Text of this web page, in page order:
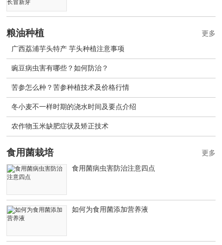
粮油种植
广西荔浦芋头特产 芋头种植注意事项
豌豆病虫害有哪些？如何防治？
苦参怎么种？苦参种植技术及价格行情
冬小麦不一样时期的浇水时间及要点介绍
农作物玉米缺肥症状及矫正技术
更多
食用菌栽培
食用菌病虫害防治注意四点
如何为食用菌添加营养液
更多